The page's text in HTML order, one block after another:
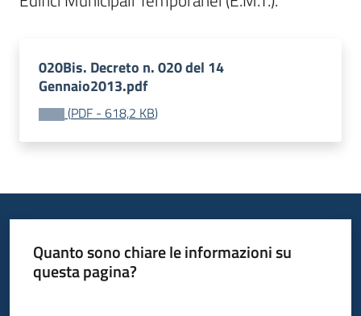
020Bis. Decreto n. 020 del 14
Gennaio2013.pdf
(PDF - 618,2 KB)
Quanto sono chiare le informazioni su
questa pagina?